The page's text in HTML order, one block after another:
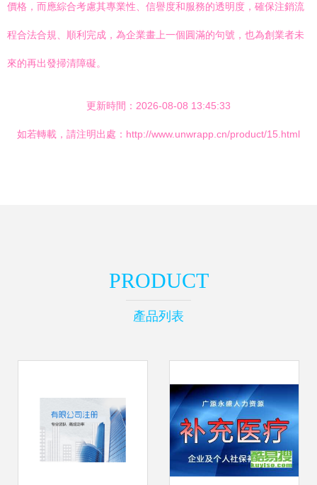
價格，而應綜合考慮其專業性、信譽度和服務的透明度，確保注銷流
程合法合規、順利完成，為企業畫上一個圓滿的句號，也為創業者未
來的再出發掃清障礙。
更新時間：2026-08-08 13:45:33
如若轉載，請注明出處：http://www.unwrapp.cn/product/15.html
PRODUCT
產品列表